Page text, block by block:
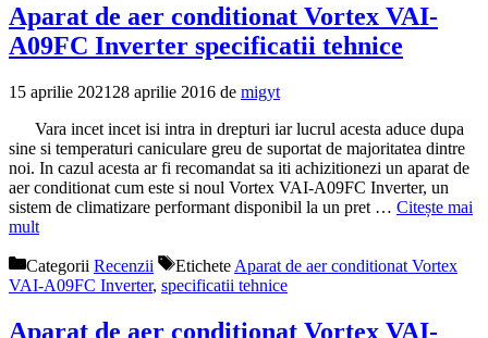
Aparat de aer conditionat Vortex VAI-
A09FC Inverter specificatii tehnice
15 aprilie 2021 28 aprilie 2016 de migyt
Vara incet incet isi intra in drepturi iar lucrul acesta aduce dupa
sine si temperaturi caniculare greu de suportat de majoritatea dintre
noi. In cazul acesta ar fi recomandat sa iti achizitionezi un aparat de
aer conditionat cum este si noul Vortex VAI-A09FC Inverter, un
sistem de climatizare performant disponibil la un pret … Citește mai
mult
Categorii Recenzii Etichete Aparat de aer conditionat Vortex
VAI-A09FC Inverter, specificatii tehnice
Aparat de aer conditionat Vortex VAI-